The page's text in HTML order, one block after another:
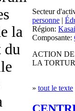
la
du
Secteur
personne |
Région:
Composante:
ACTION
LA
» tout le texte